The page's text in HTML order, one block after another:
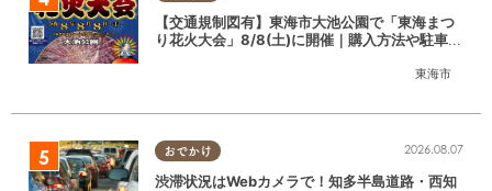
東海市
【交通規制図有】東海市大池公園で「東海まつ
り花火大会」8/8(土)に開催｜購入方法や駐車場
おでかけ 2026.08.07
渋滞状況はWebカメラで！知多半島道路・西知